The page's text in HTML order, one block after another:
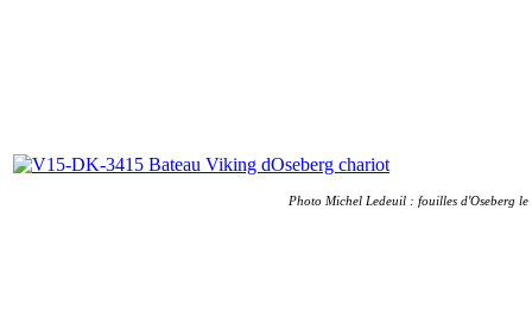
Photo Michel Ledeuil : fouilles d'Oseberg